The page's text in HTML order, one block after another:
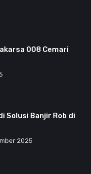
008 Cemari
Solusi Banjir Rob di
2025